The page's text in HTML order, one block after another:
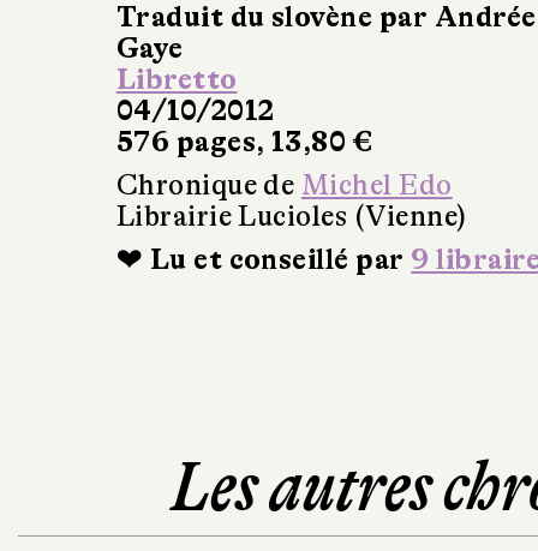
Traduit du slovène par
Gaye
Libretto
04/10/2012
576 pages, 13,80 €
Chronique de Michel Edo
Librairie Lucioles (Vienne)
❤ Lu et conseillé par 9
Les autres